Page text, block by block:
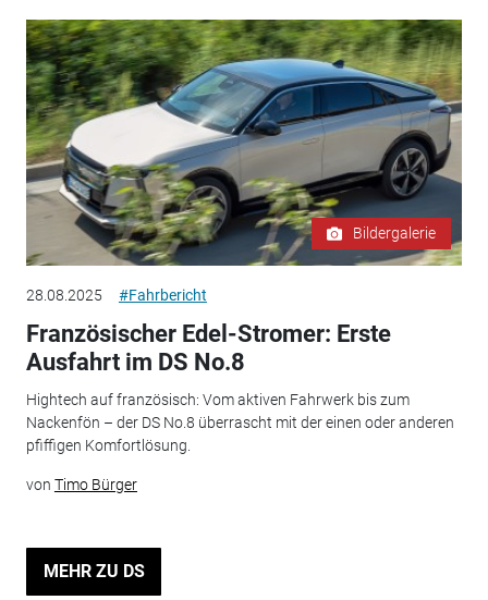
Bildergalerie
28.08.2025 #Fahrbericht
Französischer Edel-Stromer: Erste
Ausfahrt im DS No.8
Hightech auf französisch: Vom aktiven Fahrwerk bis zum
Nackenfön – der DS No.8 überrascht mit der einen oder anderen
pfiffigen Komfortlösung.
von Timo Bürger
MEHR ZU DS